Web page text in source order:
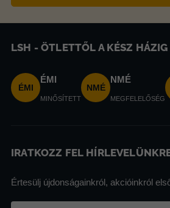
LSH - ÖTLETTŐL A KÉSZ HÁZIG
ÉMI
ÉMI
MINŐSÍTETT
NMÉ
NMÉ
MEGFELELŐSÉG
IRATKOZZ FEL
Értesülj újdonságainkról, akcióinkról